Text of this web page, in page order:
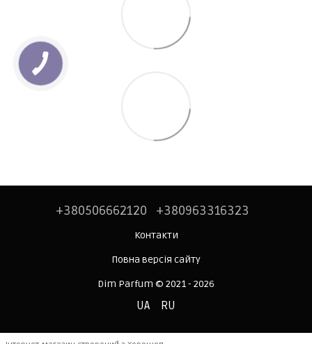
+380506662120 +380963316323
Контакти
Повна версія сайту
Dim Parfum © 2021 - 2026
UA RU